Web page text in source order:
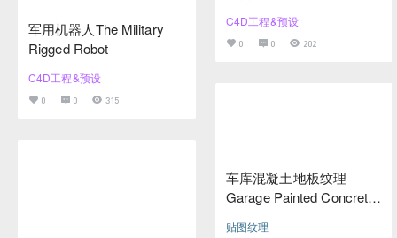
C4D工程&预设
0 0 202
军用机器人The Military
Rigged Robot
C4D工程&预设
0 0 315
车库混凝土地板纹理
Garage Painted Concrete
贴图纹理